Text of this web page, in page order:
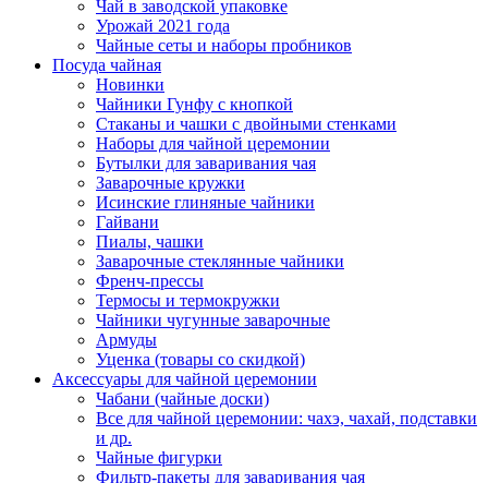
Чай в заводской упаковке
Урожай 2021 года
Чайные сеты и наборы пробников
Посуда чайная
Новинки
Чайники Гунфу с кнопкой
Стаканы и чашки с двойными стенками
Наборы для чайной церемонии
Бутылки для заваривания чая
Заварочные кружки
Исинские глиняные чайники
Гайвани
Пиалы, чашки
Заварочные стеклянные чайники
Френч-прессы
Термосы и термокружки
Чайники чугунные заварочные
Армуды
Уценка (товары со скидкой)
Аксессуары для чайной церемонии
Чабани (чайные доски)
Все для чайной церемонии: чахэ, чахай, подставки
и др.
Чайные фигурки
Фильтр-пакеты для заваривания чая